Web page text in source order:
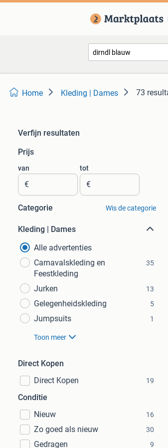
Home Kleding | Dames 73
Verfijn resultaten
Prijs
van
€
tot
€
Categorie Wis de categorie
Kleding | Dames
Alle advertenties
Carnavalskleding en
Feestkleding
35
Jurken 13
Gelegenheidskleding 5
Jumpsuits 1
Toon meer
Direct Kopen
Direct Kopen
19
Conditie
Nieuw
16
Zo goed als nieuw 30
Gedragen 9